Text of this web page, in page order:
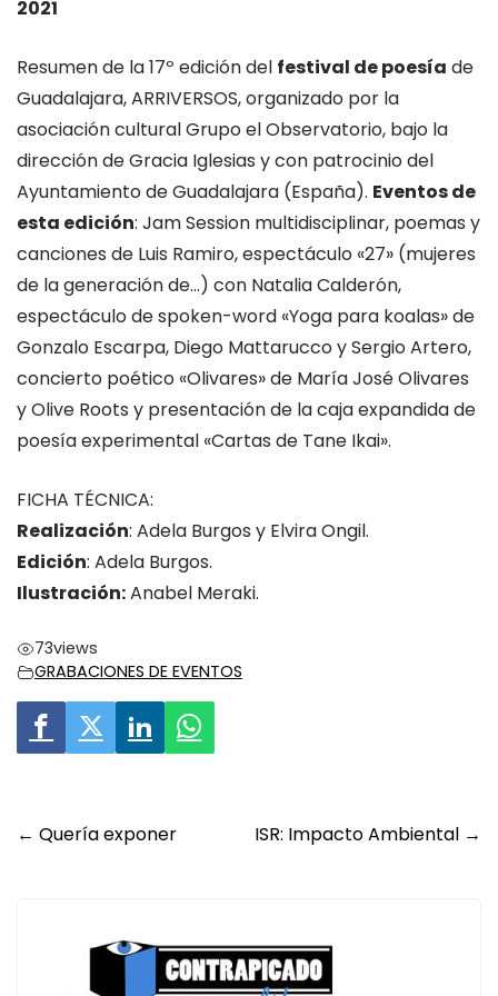
2021
Resumen de la 17º edición del festival de poesía de
Guadalajara, ARRIVERSOS, organizado por la
asociación cultural Grupo el Observatorio, bajo la
dirección de Gracia Iglesias y con patrocinio del
Ayuntamiento de Guadalajara (España). Eventos de
esta edición: Jam Session multidisciplinar, poemas y
canciones de Luis Ramiro, espectáculo «27» (mujeres
de la generación de…) con Natalia Calderón,
espectáculo de spoken-word «Yoga para koalas» de
Gonzalo Escarpa, Diego Mattarucco y Sergio Artero,
concierto poético «Olivares» de María José Olivares
y Olive Roots y presentación de la caja expandida de
poesía experimental «Cartas de Tane Ikai».
FICHA TÉCNICA:
Realización: Adela Burgos y Elvira Ongil.
Edición: Adela Burgos.
Ilustración:Anabel Meraki.
73views
GRABACIONES DE EVENTOS
Post
← Quería exponer ISR: Impacto Ambiental →